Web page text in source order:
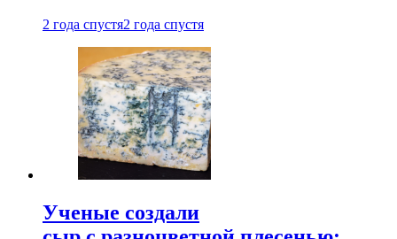
2 года спустя2 года спустя
Ученые создали